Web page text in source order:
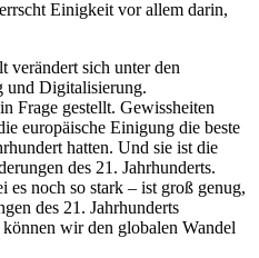
Einigkeit vor allem darin,
verändert sich unter den
und Digitalisierung.
Frage gestellt. Gewissheiten
europäische Einigung die beste
hatten. Und sie ist die
des 21. Jahrhunderts.
es noch so stark – ist groß genug,
des 21. Jahrhunderts
wir den globalen Wandel